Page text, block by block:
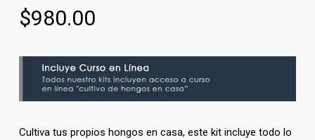
$980.00
Cultiva tus propios hongos en casa, este kit incluye todo lo